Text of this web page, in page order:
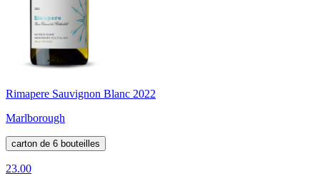
Rimapere Sauvignon Blanc 2022
Marlborough
carton de 6 bouteilles
23.00